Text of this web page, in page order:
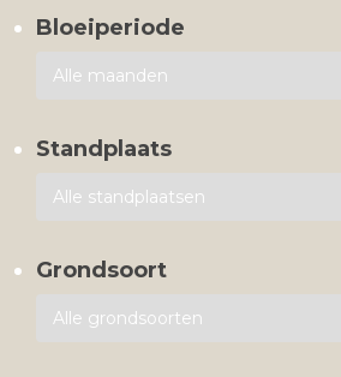
Bloeiperiode
Standplaats
Grondsoort